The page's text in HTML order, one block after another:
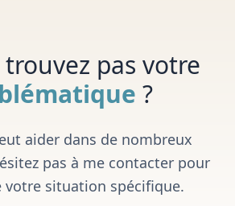
pas votre
?
aider dans de nombreux
pas à me contacter pour
votre situation spécifique.